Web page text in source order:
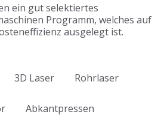
ein gut selektiertes
Programm, welches auf
ausgelegt ist.
3D Laser Rohrlaser
Abkantpressen